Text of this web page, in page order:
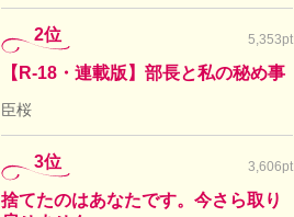
2位 5,353pt
【R-18・連載版】部長と私の秘め事
臣桜
3位 3,606pt
捨てたのはあなたです。今さら取り